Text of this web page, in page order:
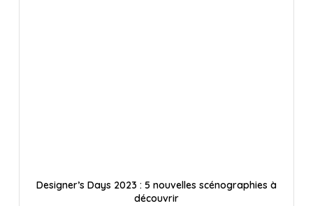
Designer’s Days 2023 : 5 nouvelles scénographies à
découvrir